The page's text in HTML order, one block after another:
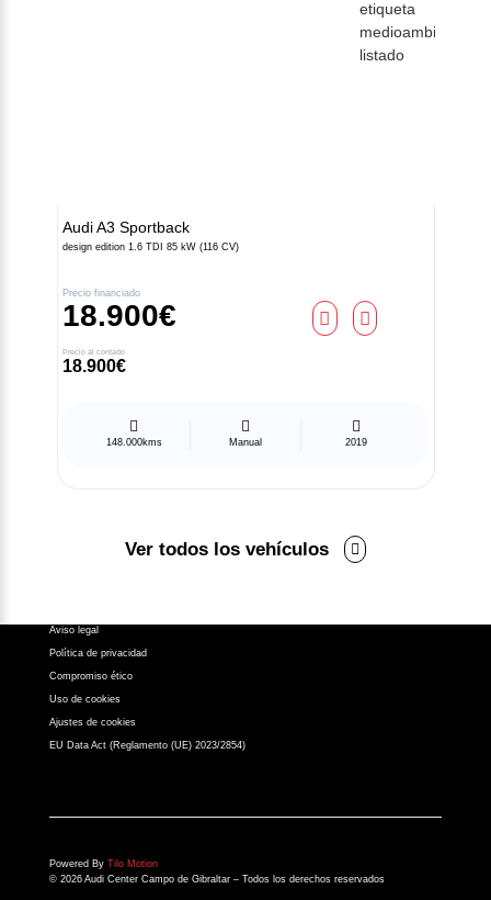
AudiA3 Sportback
design edition 1.6 TDI 85 kW (116 CV)
Precio financiado
18.900€
Precio al contado
18.900€
148.000kms Manual 2019
Ver todos los vehículos
Contacto
956 631 050
Síguenos en:
Aviso legal
Política de privacidad
Compromiso ético
Uso de cookies
Ajustes de cookies
EU Data Act (Reglamento (UE) 2023/2854)
Powered By Tilo Motion
© 2026 Audi Center Campo de Gibraltar – Todos los derechos reservados